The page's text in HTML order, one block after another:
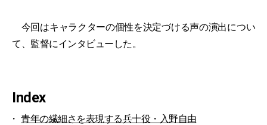
今回はキャラクターの個性を決定づける声の演出につい
て、監督にインタビューした。
Index
青年の繊細さを表現する兵十役・入野自由